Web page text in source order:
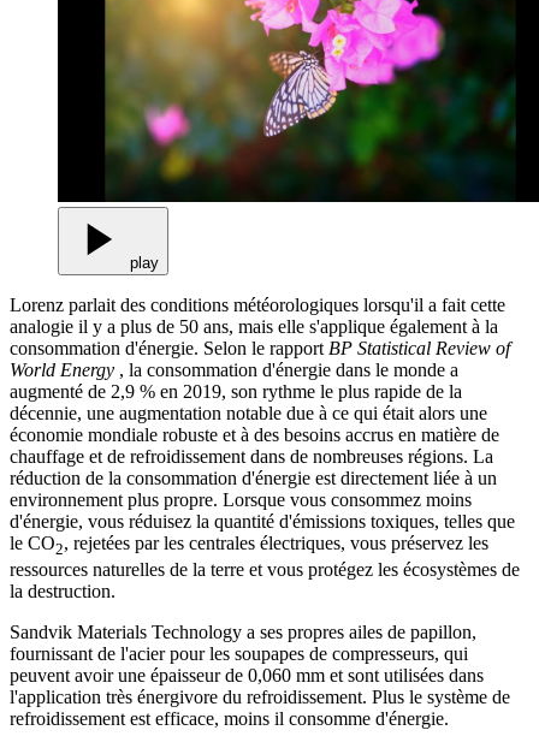
play
Lorenz parlait des conditions météorologiques lorsqu'il a fait cette
analogie il y a plus de 50 ans, mais elle s'applique également à la
consommation d'énergie. Selon le rapport BP Statistical Review of
World Energy , la consommation d'énergie dans le monde a
augmenté de 2,9 % en 2019, son rythme le plus rapide de la
décennie, une augmentation notable due à ce qui était alors une
économie mondiale robuste et à des besoins accrus en matière de
chauffage et de refroidissement dans de nombreuses régions. La
réduction de la consommation d'énergie est directement liée à un
environnement plus propre. Lorsque vous consommez moins
d'énergie, vous réduisez la quantité d'émissions toxiques, telles que
le CO2, rejetées par les centrales électriques, vous préservez les
ressources naturelles de la terre et vous protégez les écosystèmes de
la destruction.
Sandvik Materials Technology a ses propres ailes de papillon,
fournissant de l'acier pour les soupapes de compresseurs, qui
peuvent avoir une épaisseur de 0,060 mm et sont utilisées dans
l'application très énergivore du refroidissement. Plus le système de
refroidissement est efficace, moins il consomme d'énergie.